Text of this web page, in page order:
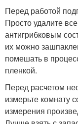
Перед работой
Просто удалите
антигрибковым
их можно
помешать в
пленкой.
Перед расчетом
измерьте комнату
измерения